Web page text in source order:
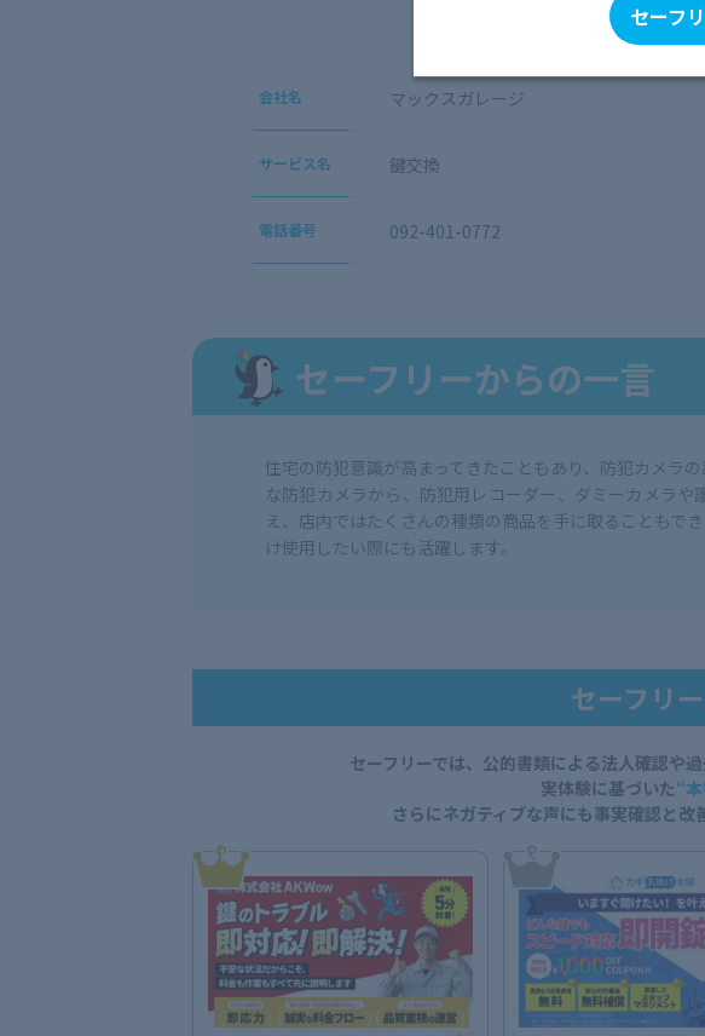
会社名 マックスガレージ
サービス名 鍵交換
電話番号 092-401-0772
セーフリーからの一言
住宅の防犯意識が高まってきたこともあり、防犯カメラ
な防犯カメラから、防犯用レコーダー、ダミーカメラ
え、店内ではたくさんの種類の商品を手に取ることもで
け使用したい際にも活躍します。
セーフリ
セーフリーでは、公的書類による法人確認や
実体験に基づいた“
さらにネガティブな声にも事実確認と改
1
セーフ